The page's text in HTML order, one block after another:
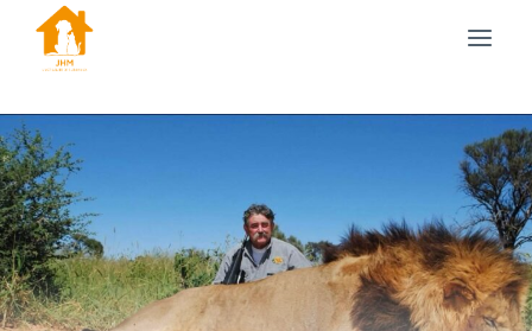
content